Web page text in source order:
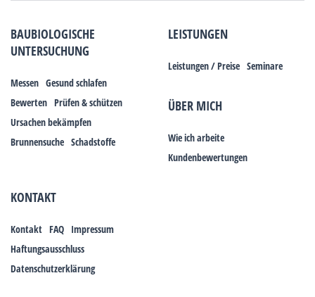
BAUBIOLOGISCHE
UNTERSUCHUNG
Messen Gesund schlafen
Bewerten Prüfen & schützen
Ursachen bekämpfen
Brunnensuche Schadstoffe
LEISTUNGEN
Leistungen / Preise Seminare
ÜBER MICH
Wie ich arbeite
Kundenbewertungen
KONTAKT
Kontakt FAQ Impressum
Haftungsausschluss
Datenschutzerklärung